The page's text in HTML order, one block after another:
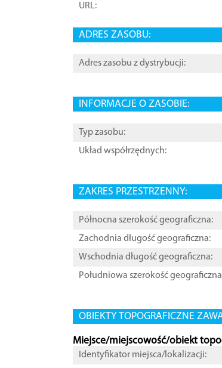
URL:
ADRES ZASOBU:
Adres zasobu z dystrybucji:
INFORMACJE O ZASOBIE:
Typ zasobu:
Układ współrzędnych:
ZAKRES PRZESTRZENNY:
Północna szerokość geograficzna:
Zachodnia długość geograficzna:
Wschodnia długość geograficzna:
Południowa szerokość
OBIEKTY TOPOGRAFICZNE
Miejsce/miejscowość/obiekt
Identyfikator miejsca/lokalizacji: